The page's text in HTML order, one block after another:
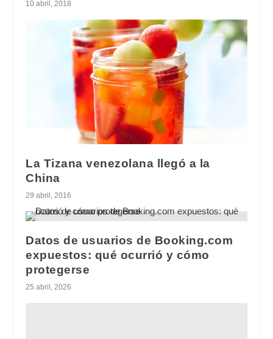
10 abril, 2018
La Tizana venezolana llegó a la
China
29 abril, 2016
Datos de usuarios de Booking.com
expuestos: qué ocurrió y cómo
protegerse
25 abril, 2026